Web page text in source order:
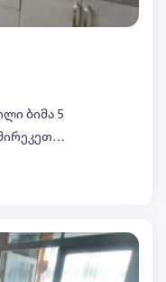
ბიმა 5